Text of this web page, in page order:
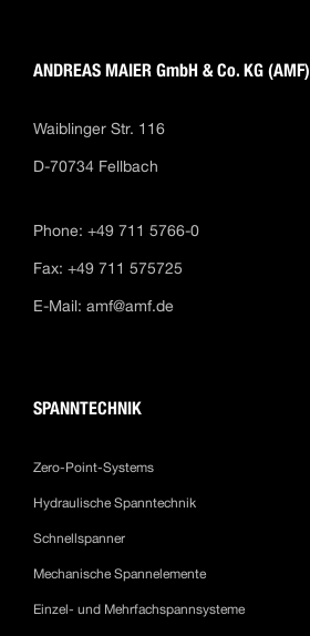
ANDREAS MAIER GmbH & Co. KG (AMF)
Waiblinger Str. 116
D-70734 Fellbach
Phone: +49 711 5766-0
Fax: +49 711 575725
E-Mail: amf@amf.de
SPANNTECHNIK
Zero-Point-Systems
Hydraulische Spanntechnik
Schnellspanner
Mechanische Spannelemente
Einzel- und Mehrfachspannsysteme